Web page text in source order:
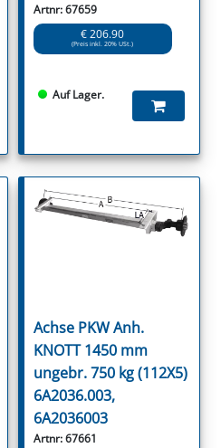
Artnr: 67659
€ 206.90
(Preis inkl. 20% USt.)
Auf Lager.
Achse PKW Anh.
KNOTT 1450 mm
ungebr. 750 kg (112X5)
6A2036.003,
6A2036003
Artnr: 67661